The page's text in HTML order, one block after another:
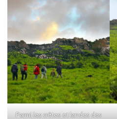
Parmi les crêtes et landes des